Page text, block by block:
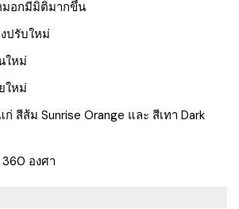
อกมีมิติมากขึ้น
ปรับใหม่
ใหม่
ใหม่
สีส้ม Sunrise Orange และ สีเทา Dark
องศา